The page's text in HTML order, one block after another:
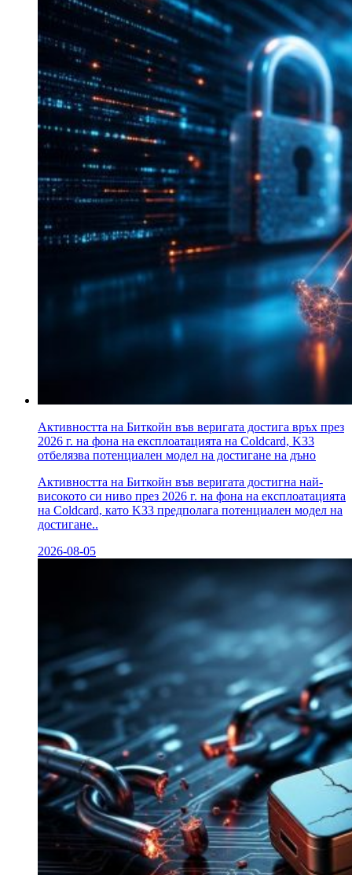
Активността на Биткойн във веригата достига връх през
2026 г. на фона на експлоатацията на Coldcard, K33
отбелязва потенциален модел на достигане на дъно
Активността на Биткойн във веригата достигна най-
високото си ниво през 2026 г. на фона на експлоатацията
на Coldcard, като K33 предполага потенциален модел на
достигане..
2026-08-05